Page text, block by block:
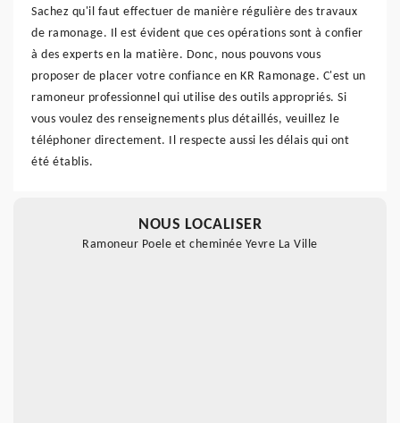
Sachez qu'il faut effectuer de manière régulière des travaux
de ramonage. Il est évident que ces opérations sont à confier
à des experts en la matière. Donc, nous pouvons vous
proposer de placer votre confiance en KR Ramonage. C'est un
ramoneur professionnel qui utilise des outils appropriés. Si
vous voulez des renseignements plus détaillés, veuillez le
téléphoner directement. Il respecte aussi les délais qui ont
été établis.
NOUS LOCALISER
Ramoneur Poele et cheminée Yevre La Ville